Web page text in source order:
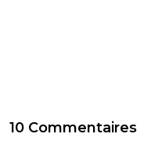
10 Commentaires